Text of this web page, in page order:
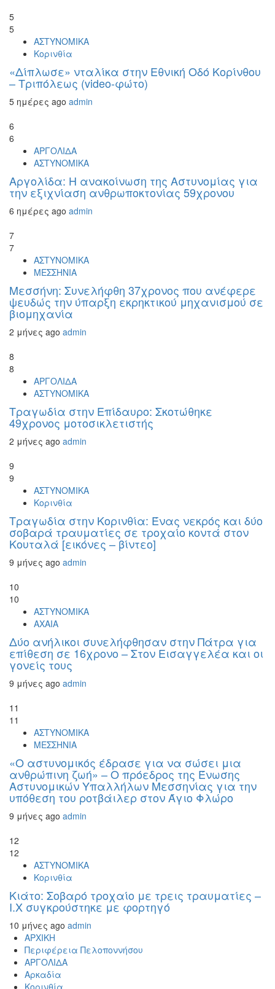
5
5
ΑΣΤΥΝΟΜΙΚΑ
Κορινθία
«Δίπλωσε» νταλίκα στην Εθνική Oδό Κορίνθου
– Τριπόλεως (video-φώτο)
5 ημέρες ago admin
6
6
ΑΡΓΟΛΙΔΑ
ΑΣΤΥΝΟΜΙΚΑ
Αργολίδα: Η ανακοίνωση της Αστυνομίας για
την εξιχνίαση ανθρωποκτονίας 59χρονου
6 ημέρες ago admin
7
7
ΑΣΤΥΝΟΜΙΚΑ
ΜΕΣΣΗΝΙΑ
Μεσσήνη: Συνελήφθη 37χρονος που ανέφερε
ψευδώς την ύπαρξη εκρηκτικού μηχανισμού σε
βιομηχανία
2 μήνες ago admin
8
8
ΑΡΓΟΛΙΔΑ
ΑΣΤΥΝΟΜΙΚΑ
Τραγωδία στην Επίδαυρο: Σκοτώθηκε
49χρονος μοτοσικλετιστής
2 μήνες ago admin
9
9
ΑΣΤΥΝΟΜΙΚΑ
Κορινθία
Τραγωδία στην Κορινθία: Ένας νεκρός και δύο
σοβαρά τραυματίες σε τροχαίο κοντά στον
Κουταλά [εικόνες – βίντεο]
9 μήνες ago admin
10
10
ΑΣΤΥΝΟΜΙΚΑ
ΑΧΑΙΑ
Δύο ανήλικοι συνελήφθησαν στην Πάτρα για
επίθεση σε 16χρονο – Στον Εισαγγελέα και οι
γονείς τους
9 μήνες ago admin
11
11
ΑΣΤΥΝΟΜΙΚΑ
ΜΕΣΣΗΝΙΑ
«Ο αστυνομικός έδρασε για να σώσει μια
ανθρώπινη ζωή» – Ο πρόεδρος της Ένωσης
Αστυνομικών Υπαλλήλων Μεσσηνίας για την
υπόθεση του ροτβάιλερ στον Άγιο Φλώρο
9 μήνες ago admin
12
12
ΑΣΤΥΝΟΜΙΚΑ
Κορινθία
Κιάτο: Σοβαρό τροχαίο με τρεις τραυματίες –
Ι.Χ συγκρούστηκε με φορτηγό
10 μήνες ago admin
ΑΡΧΙΚΗ
Περιφέρεια Πελοποννήσου
ΑΡΓΟΛΙΔΑ
Αρκαδία
Κορινθία